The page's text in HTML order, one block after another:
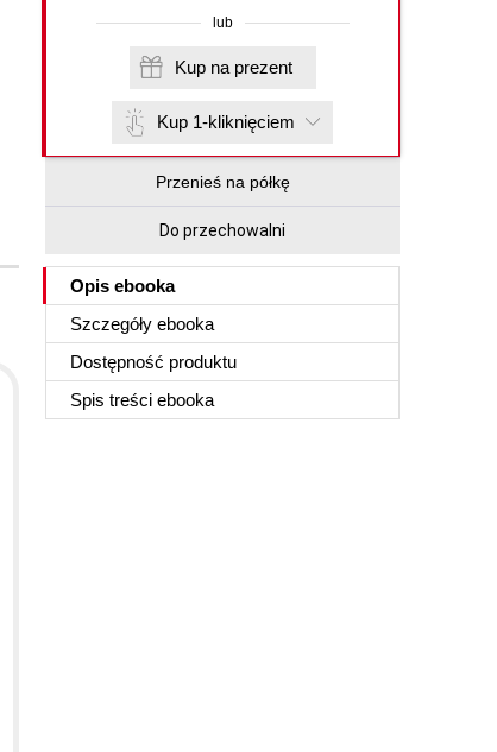
lub
Kup na prezent
Kup 1-kliknięciem
Przenieś na półkę
Do przechowalni
Opis ebooka
Szczegóły ebooka
Dostępność produktu
Spis treści ebooka